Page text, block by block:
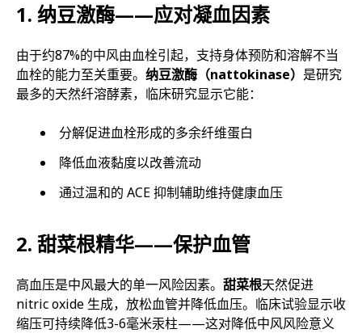
1. 纳豆激酶——应对凝血因素
由于约87%的中风由血栓引起，支持身体预防和溶解不当
血栓的能力至关重要。 纳豆激酶（nattokinase） 是研究
最多的天然纤溶酵素，临床研究显示它能：
分解促进血栓形成的多余纤维蛋白
降低血液黏度以改善流动
通过温和的 ACE 抑制辅助维持健康血压
2. 甜菜根精华——保护血管
高血压是中风最大的单一风险因素。 甜菜根天然促进
nitric oxide 生成，放松血管并降低血压。临床试验显示收
缩压可持续降低3-6毫米汞柱——这对降低中风风险意义